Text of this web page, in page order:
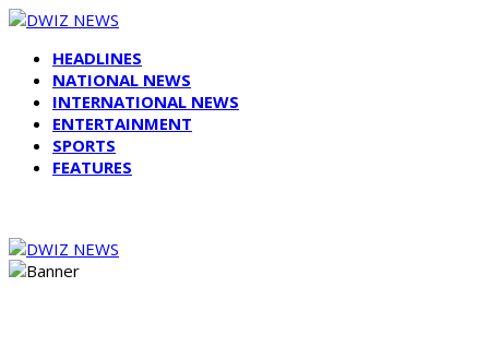
HEADLINES
NATIONAL NEWS
INTERNATIONAL NEWS
ENTERTAINMENT
SPORTS
FEATURES